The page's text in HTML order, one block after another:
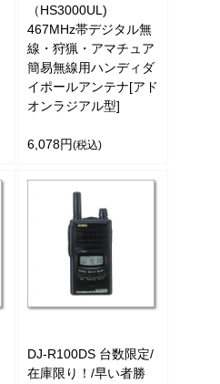
（HS3000UL)
467MHz帯デジタル無
線・狩猟・アマチュア
簡易無線用ハンディダ
イポールアンテナ[アド
オンラジアル型]
6,078円(税込)
DJ-R100DS 台数限定/
在庫限り！/早い者勝